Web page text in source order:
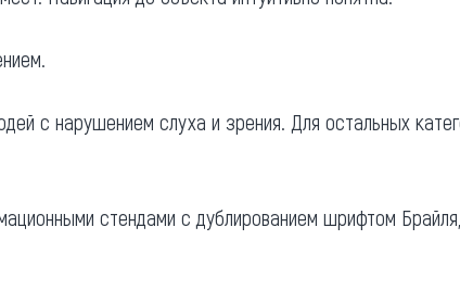
с нарушением слуха и зрения. Для остальных
стендами с дублированием шрифтом